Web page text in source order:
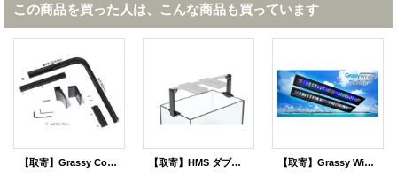
この商品を買った人は、こんな商品も買っています
【取寄】Grassy Core X用 アームスタンドセット 【取寄】HMS ダブルアームキット（レール＆ブラケット別売り） 【取寄】Grassy Wing2 60 Fresh淡水用